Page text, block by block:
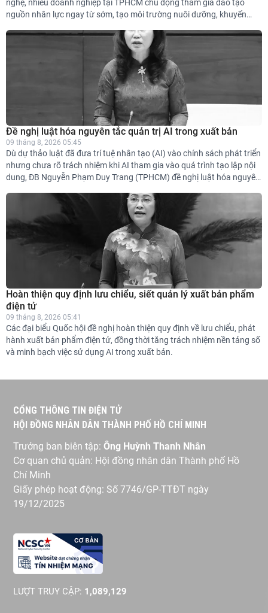
nghệ, nhiều doanh nghiệp tại TPHCM chủ động tham gia đào tạo
nguồn nhân lực ngay từ sớm, tạo môi trường nuôi dưỡng, khuyến
Đề nghị luật hóa nguyên tắc quản trị AI trong xuất bản
09 tháng 8, 2026 05:45
Dù dự thảo luật đã đưa trí tuệ nhân tạo (AI) vào chính sách phát triển
nhưng chưa rõ trách nhiệm khi AI tham gia vào quá trình tạo lập nội
dung, ĐB Nguyễn Phạm Duy Trang (TPHCM) đề nghị luật hóa nguyên
Hoàn thiện quy định lưu chiểu, siết quản lý xuất bản phẩm
điện tử
09 tháng 8, 2026 05:41
Các đại biểu Quốc hội đề nghị hoàn thiện quy định về lưu chiểu, phát
hành xuất bản phẩm điện tử, đồng thời tăng trách nhiệm nền tảng số
và minh bạch việc sử dụng AI trong xuất bản.
CỔNG THÔNG TIN ĐIỆN TỬ
HỘI ĐỒNG NHÂN DÂN THÀNH PHỐ HỒ CHÍ MINH
Trưởng ban biên tập: Ông Huỳnh Thanh Nhân
Cơ quan chủ quản: Hội đồng nhân dân Thành phố Hồ
Chí Minh
Giấy phép hoạt động: Số 7746/GP-TTĐT ngày
19/12/2025
LƯỢT TRUY CẬP: 1,089,129